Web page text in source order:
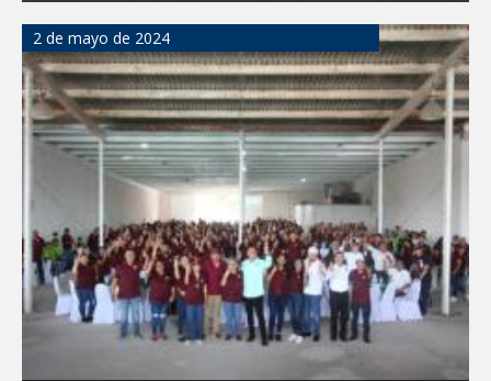
2 de mayo de 2024